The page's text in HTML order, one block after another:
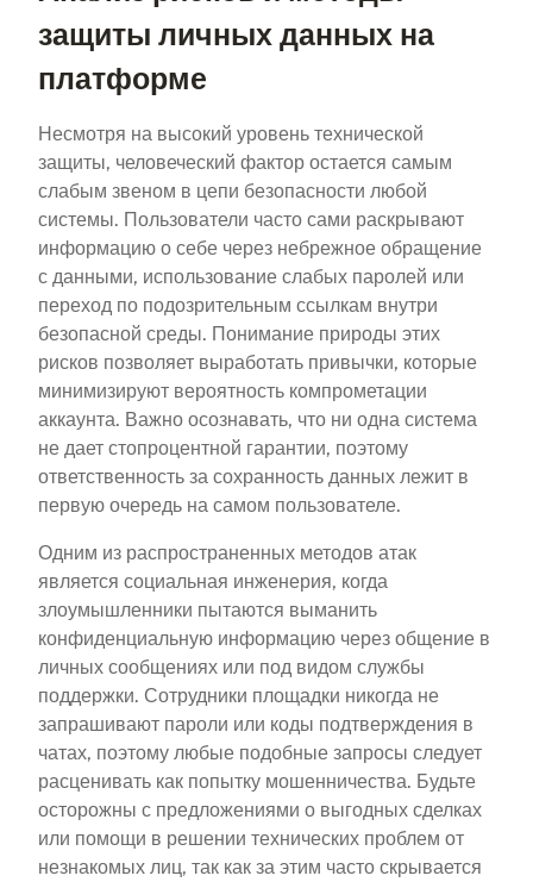
защиты личных данных на
платформе
Несмотря на высокий уровень технической
защиты, человеческий фактор остается самым
слабым звеном в цепи безопасности любой
системы. Пользователи часто сами раскрывают
информацию о себе через небрежное обращение
с данными, использование слабых паролей или
переход по подозрительным ссылкам внутри
безопасной среды. Понимание природы этих
рисков позволяет выработать привычки, которые
минимизируют вероятность компрометации
аккаунта. Важно осознавать, что ни одна система
не дает стопроцентной гарантии, поэтому
ответственность за сохранность данных лежит в
первую очередь на самом пользователе.
Одним из распространенных методов атак
является социальная инженерия, когда
злоумышленники пытаются выманить
конфиденциальную информацию через общение в
личных сообщениях или под видом службы
поддержки. Сотрудники площадки никогда не
запрашивают пароли или коды подтверждения в
чатах, поэтому любые подобные запросы следует
расценивать как попытку мошенничества. Будьте
осторожны с предложениями о выгодных сделках
или помощи в решении технических проблем от
незнакомых лиц, так как за этим часто скрывается